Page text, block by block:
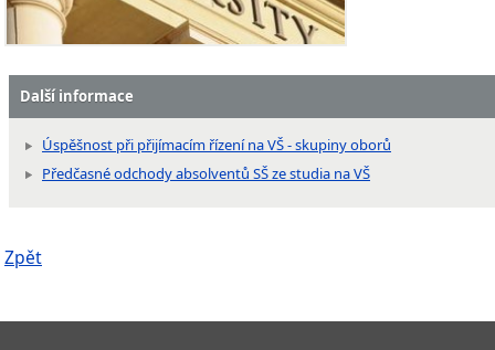
Další informace
Úspěšnost při přijímacím řízení na VŠ - skupiny oborů
Předčasné odchody absolventů SŠ ze studia na VŠ
Zpět